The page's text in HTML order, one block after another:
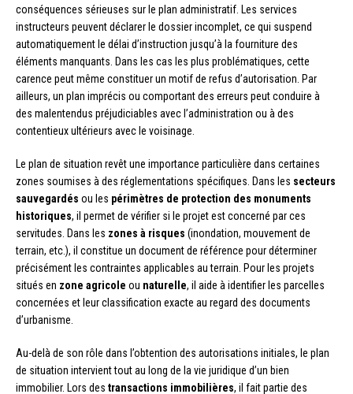
conséquences sérieuses sur le plan administratif. Les services
instructeurs peuvent déclarer le dossier incomplet, ce qui suspend
automatiquement le délai d’instruction jusqu’à la fourniture des
éléments manquants. Dans les cas les plus problématiques, cette
carence peut même constituer un motif de refus d’autorisation. Par
ailleurs, un plan imprécis ou comportant des erreurs peut conduire à
des malentendus préjudiciables avec l’administration ou à des
contentieux ultérieurs avec le voisinage.
Le plan de situation revêt une importance particulière dans certaines
zones soumises à des réglementations spécifiques. Dans les secteurs
sauvegardés ou les périmètres de protection des monuments
historiques, il permet de vérifier si le projet est concerné par ces
servitudes. Dans les zones à risques (inondation, mouvement de
terrain, etc.), il constitue un document de référence pour déterminer
précisément les contraintes applicables au terrain. Pour les projets
situés en zone agricole ou naturelle, il aide à identifier les parcelles
concernées et leur classification exacte au regard des documents
d’urbanisme.
Au-delà de son rôle dans l’obtention des autorisations initiales, le plan
de situation intervient tout au long de la vie juridique d’un bien
immobilier. Lors des transactions immobilières, il fait partie des